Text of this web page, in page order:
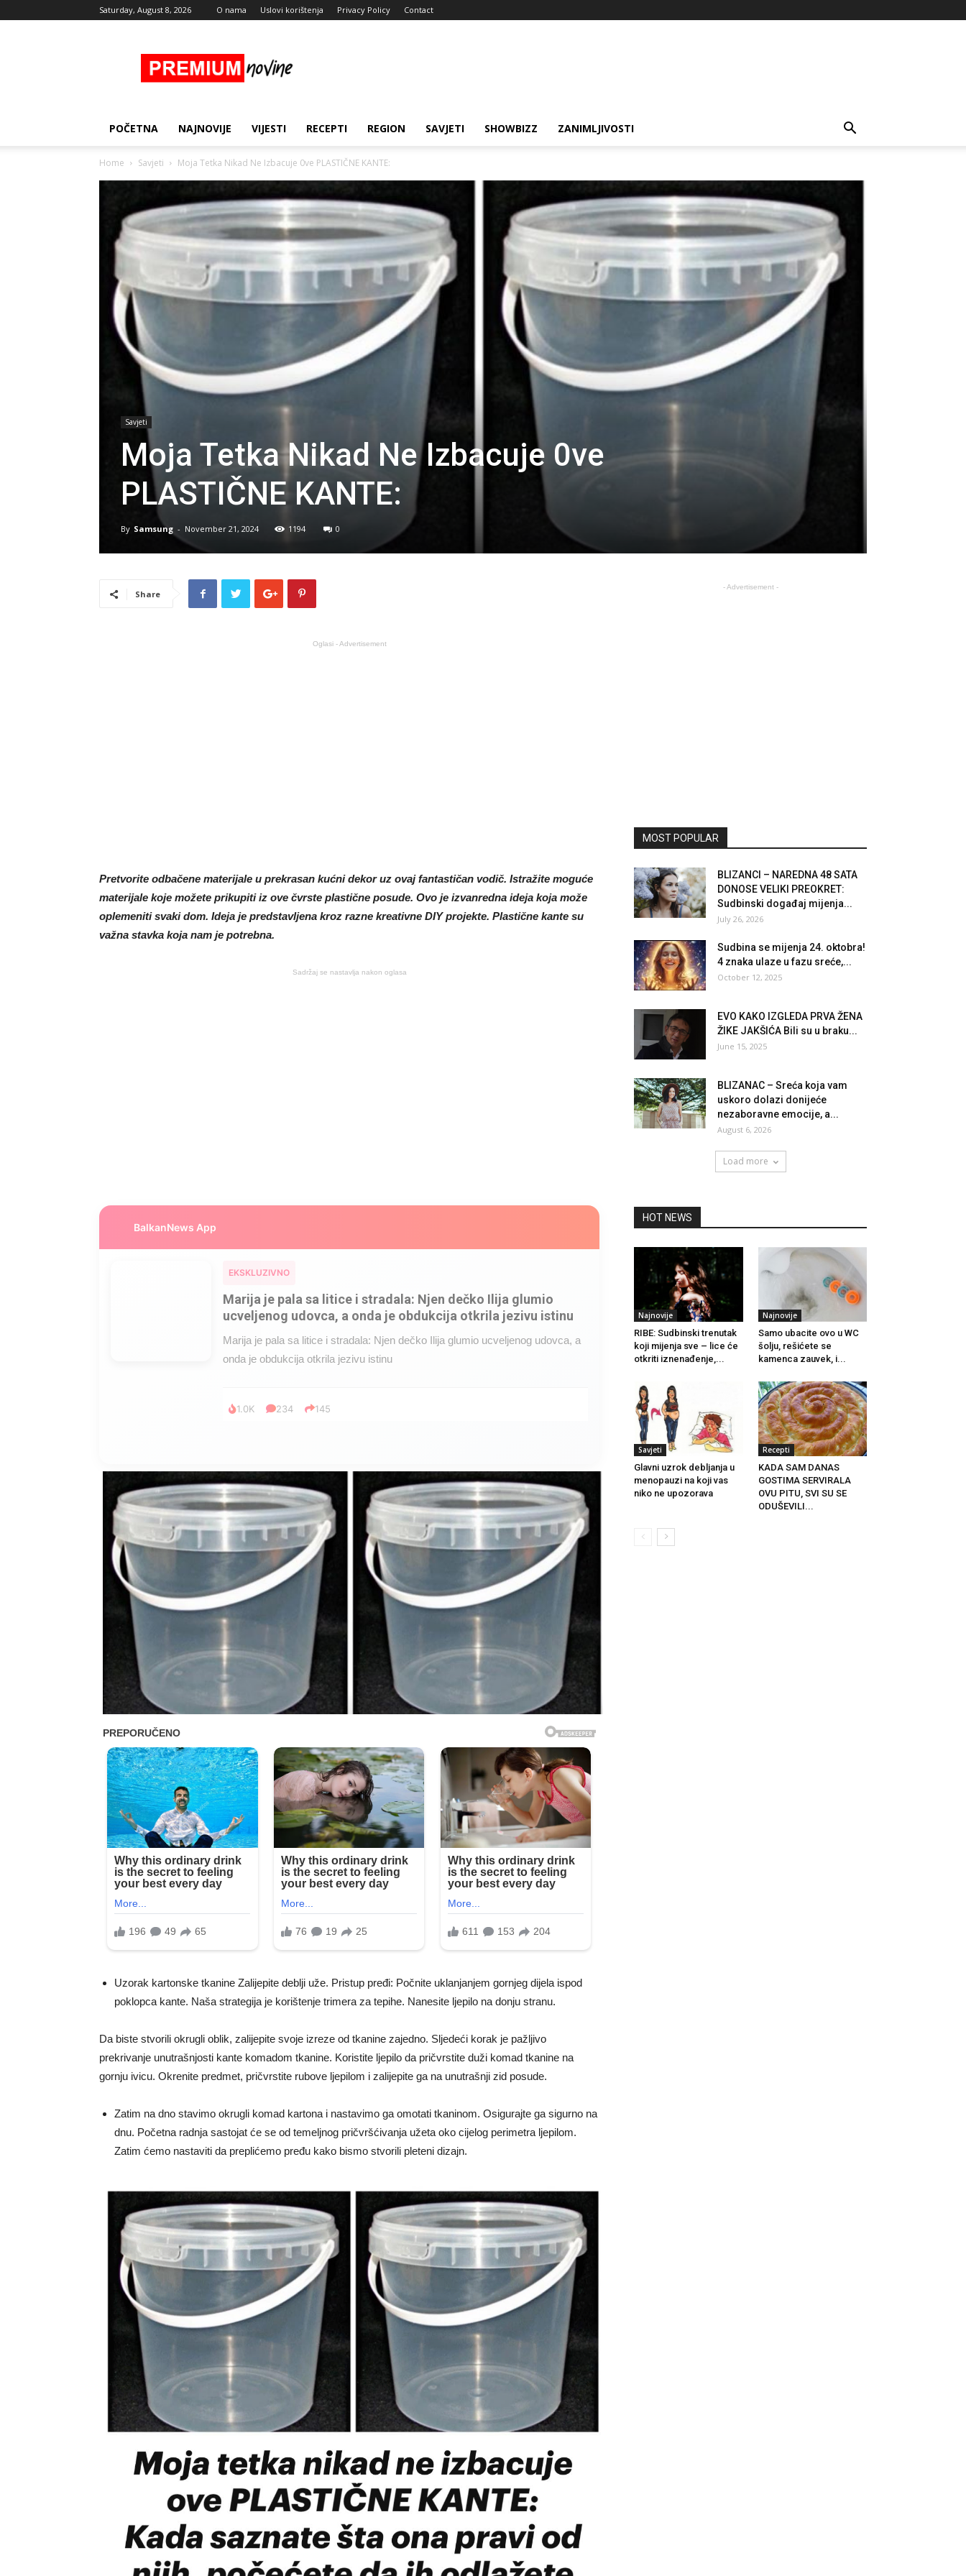
Saturday, August 8, 2026 O nama Uslovi korištenja Privacy Policy Contact
Novine
POČETNA NAJNOVIJE VIJESTI RECEPTI REGION SAVJETI SHOWBIZZ ZANIMLJIVOSTI
Home Savjeti Moja Tetka Nikad Ne Izbacuje 0ve PLASTIČNE KANTE:
Savjeti
Moja Tetka Nikad Ne Izbacuje 0ve
PLASTIČNE KANTE:
By Samsung - November 21, 2024 1194 0
Share
Oglasi - Advertisement
Pretvorite odbačene materijale u prekrasan kućni dekor uz ovaj fantastičan vodič. Istražite moguće
materijale koje možete prikupiti iz ove čvrste plastične posude. Ovo je izvanredna ideja koja može
oplemeniti svaki dom. Ideja je predstavljena kroz razne kreativne DIY projekte. Plastične kante su
važna stavka koja nam je potrebna.
Sadržaj se nastavlja nakon oglasa
BalkanNews App
EKSKLUZIVNO
Marija je pala sa litice i stradala: Njen dečko Ilija glumio
ucveljenog udovca, a onda je obdukcija otkrila jezivu istinu
Marija je pala sa litice i stradala: Njen dečko Ilija glumio ucveljenog udovca, a
onda je obdukcija otkrila jezivu istinu
1.0K 234 145
Uzorak kartonske tkanine Zalijepite deblji uže. Pristup pređi: Počnite uklanjanjem gornjeg dijela ispod
poklopca kante. Naša strategija je korištenje trimera za tepihe. Nanesite ljepilo na donju stranu.
Da biste stvorili okrugli oblik, zalijepite svoje izreze od tkanine zajedno. Sljedeći korak je pažljivo
prekrivanje unutrašnjosti kante komadom tkanine. Koristite ljepilo da pričvrstite duži komad tkanine na
gornju ivicu. Okrenite predmet, pričvrstite rubove ljepilom i zalijepite ga na unutrašnji zid posude.
Zatim na dno stavimo okrugli komad kartona i nastavimo ga omotati tkaninom. Osigurajte ga sigurno na
dnu. Početna radnja sastojat će se od temeljnog pričvršćivanja užeta oko cijelog perimetra ljepilom.
Zatim ćemo nastaviti da preplićemo pređu kako bismo stvorili pleteni dizajn.
- Advertisement -
MOST POPULAR
BLIZANCI – NAREDNA 48 SATA
DONOSE VELIKI PREOKRET:
Sudbinski događaj mijenja...
July 26, 2026
Sudbina se mijenja 24. oktobra!
4 znaka ulaze u fazu sreće,...
October 12, 2025
EVO KAKO IZGLEDA PRVA ŽENA
ŽIKE JAKŠIĆA Bili su u braku...
June 15, 2025
BLIZANAC – Sreća koja vam
uskoro dolazi donijeće
nezaboravne emocije, a...
August 6, 2026
Load more
HOT NEWS
Najnovije
RIBE: Sudbinski trenutak
koji mijenja sve – lice će
otkriti iznenađenje,...
Najnovije
Samo ubacite ovo u WC
šolju, rešićete se
kamenca zauvek, i...
Savjeti
Glavni uzrok debljanja u
menopauzi na koji vas
niko ne upozorava
Recepti
KADA SAM DANAS
GOSTIMA SERVIRALA
OVU PITU, SVI SU SE
ODUŠEVILI...